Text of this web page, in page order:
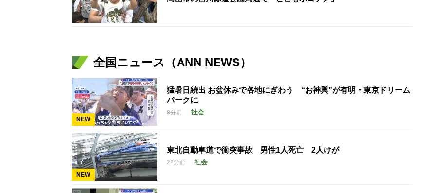
全国ニュース（ANN NEWS）
NEW
猛暑日続出 お盆休みで各地にぎわう “お神輿”が有明・東京ドリーム
パークに
8分前 社会
NEW
東北自動車道で衝突事故 男性1人死亡 2人けが
22分前 社会